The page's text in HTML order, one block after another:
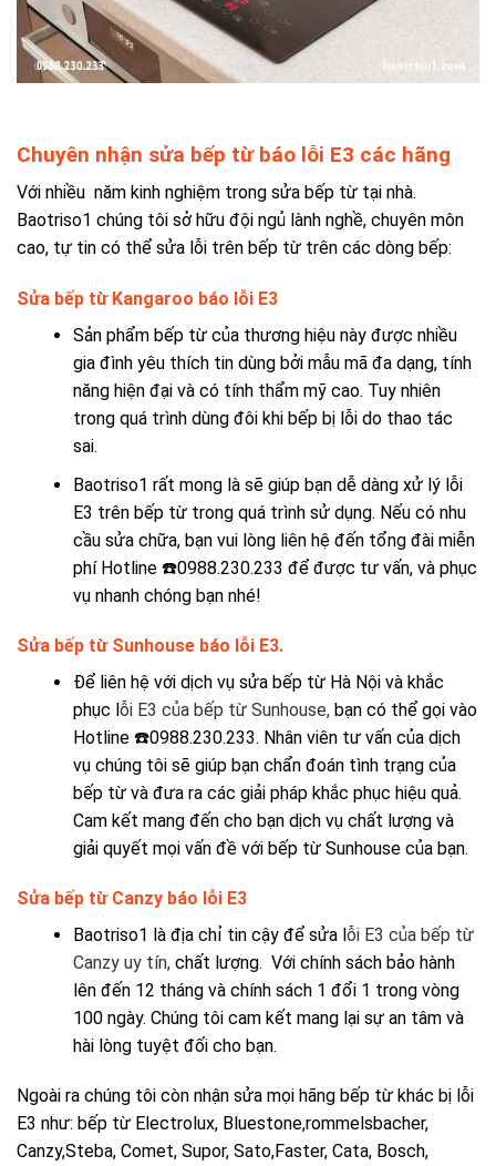
Chuyên nhận sửa bếp từ báo lỗi E3 các hãng
Với nhiều năm kinh nghiệm trong sửa bếp từ tại nhà.
Baotriso1 chúng tôi sở hữu đội ngủ lành nghề, chuyên môn
cao, tự tin có thể sửa lỗi trên bếp từ trên các dòng bếp:
Sửa bếp từ Kangaroo báo lỗi E3
Sản phẩm bếp từ của thương hiệu này được nhiều
gia đình yêu thích tin dùng bởi mẫu mã đa dạng, tính
năng hiện đại và có tính thẩm mỹ cao. Tuy nhiên
trong quá trình dùng đôi khi bếp bị lỗi do thao tác
sai.
Baotriso1 rất mong là sẽ giúp bạn dễ dàng xử lý lỗi
E3 trên bếp từ trong quá trình sử dụng. Nếu có nhu
cầu sửa chữa, bạn vui lòng liên hệ đến tổng đài miễn
phí Hotline ☎️0988.230.233 để được tư vấn, và phục
vụ nhanh chóng bạn nhé!
Sửa bếp từ Sunhouse báo lỗi E3.
Để liên hệ với dịch vụ sửa bếp từ Hà Nội và khắc
phục lỗi E3 của bếp từ Sunhouse, bạn có thể gọi vào
Hotline ☎️0988.230.233. Nhân viên tư vấn của dịch
vụ chúng tôi sẽ giúp bạn chẩn đoán tình trạng của
bếp từ và đưa ra các giải pháp khắc phục hiệu quả.
Cam kết mang đến cho bạn dịch vụ chất lượng và
giải quyết mọi vấn đề với bếp từ Sunhouse của bạn.
Sửa bếp từ Canzy báo lỗi E3
Baotriso1 là địa chỉ tin cậy để sửa lỗi E3 của bếp từ
Canzy uy tín, chất lượng. Với chính sách bảo hành
lên đến 12 tháng và chính sách 1 đổi 1 trong vòng
100 ngày. Chúng tôi cam kết mang lại sự an tâm và
hài lòng tuyệt đối cho bạn.
Ngoài ra chúng tôi còn nhận sửa mọi hãng bếp từ khác bị lỗi
E3 như: bếp từ Electrolux, Bluestone,rommelsbacher,
Canzy,Steba, Comet, Supor, Sato,Faster, Cata, Bosch,